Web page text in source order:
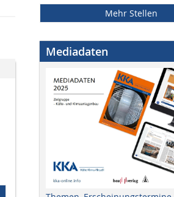
Mehr Stellen
Mediadaten